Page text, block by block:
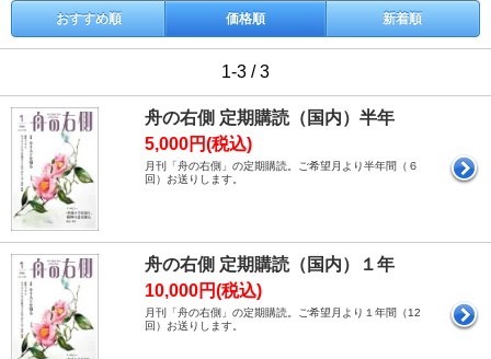
おすすめ順 価格順 新着順
1-3 / 3
舟の右側 定期購読（国内）半年
5,000円(税込)
月刊「舟の右側」の定期購読。ご希望月より半年間（６
回）お送りします。
舟の右側 定期購読（国内）１年
10,000円(税込)
月刊「舟の右側」の定期購読。ご希望月より１年間（12
回）お送りします。